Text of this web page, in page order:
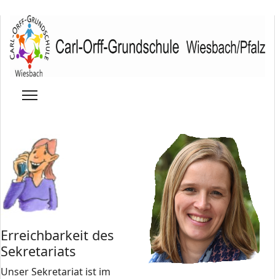
Erreichbarkeit des
Sekretariats
Unser Sekretariat ist im